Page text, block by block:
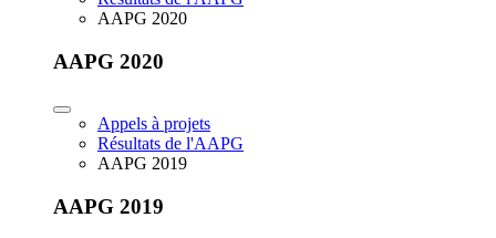
AAPG 2020
AAPG 2020
Appels à projets
Résultats de l'AAPG
AAPG 2019
AAPG 2019